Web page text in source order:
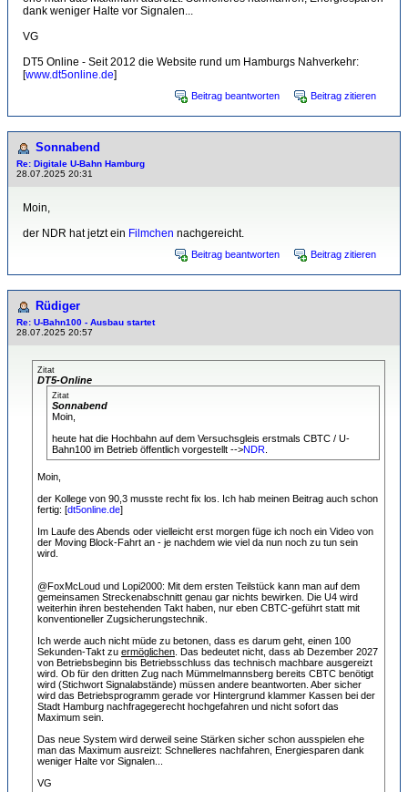
dank weniger Halte vor Signalen...
VG
DT5 Online - Seit 2012 die Website rund um Hamburgs Nahverkehr:
[www.dt5online.de]
Beitrag beantworten Beitrag zitieren
Sonnabend
Re: Digitale U-Bahn Hamburg
28.07.2025 20:31
Moin,
der NDR hat jetzt ein Filmchen nachgereicht.
Beitrag beantworten Beitrag zitieren
Rüdiger
Re: U-Bahn100 - Ausbau startet
28.07.2025 20:57
Zitat
DT5-Online
Zitat
Sonnabend
Moin,
heute hat die Hochbahn auf dem Versuchsgleis erstmals CBTC / U-
Bahn100 im Betrieb öffentlich vorgestellt -->NDR
Moin,
der Kollege von 90,3 musste recht fix los. Ich hab meinen Beitrag auch schon
fertig: [dt5online.de]
Im Laufe des Abends oder vielleicht erst morgen füge ich noch ein Video von
der Moving Block-Fahrt an - je nachdem wie viel da nun noch zu tun sein
wird.
@FoxMcLoud und Lopi2000: Mit dem ersten Teilstück kann man auf dem
gemeinsamen Streckenabschnitt genau gar nichts bewirken. Die U4 wird
weiterhin ihren bestehenden Takt haben, nur eben CBTC-geführt statt mit
konventioneller Zugsicherungstechnik.
Ich werde auch nicht müde zu betonen, dass es darum geht, einen 100
Sekunden-Takt zu ermöglichen . Das bedeutet nicht, dass ab Dezember 2027
von Betriebsbeginn bis Betriebsschluss das technisch machbare ausgereizt
wird. Ob für den dritten Zug nach Mümmelmannsberg bereits CBTC benötigt
wird (Stichwort Signalabstände) müssen andere beantworten. Aber sicher
wird das Betriebsprogramm gerade vor Hintergrund klammer Kassen bei der
Stadt Hamburg nachfragegerecht hochgefahren und nicht sofort das
Maximum sein.
Das neue System wird derweil seine Stärken sicher schon ausspielen ehe
man das Maximum ausreizt: Schnelleres nachfahren, Energiesparen dank
weniger Halte vor Signalen...
VG